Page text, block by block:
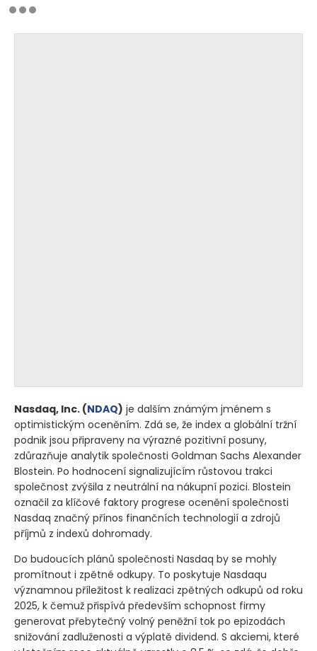
Nasdaq, Inc. (NDAQ) je dalším známým jménem s
optimistickým oceněním. Zdá se, že index a globální tržní
podnik jsou připraveny na výrazné pozitivní posuny,
zdůrazňuje analytik společnosti Goldman Sachs Alexander
Blostein. Po hodnocení signalizujícím růstovou trakci
společnost zvýšila z neutrální na nákupní pozici. Blostein
označil za klíčové faktory progrese ocenění společnosti
Nasdaq značný přínos finančních technologií a zdrojů
příjmů z indexů dohromady.
Do budoucích plánů společnosti Nasdaq by se mohly
promítnout i zpětné odkupy. To poskytuje Nasdaqu
významnou příležitost k realizaci zpětných odkupů od roku
2025, k čemuž přispívá především schopnost firmy
generovat přebytečný volný peněžní tok po epizodách
snižování zadluženosti a výplatě dividend. S akciemi, které